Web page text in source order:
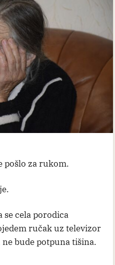
pošlo za rukom.
se cela porodica
ručak uz televizor
bude potpuna tišina.